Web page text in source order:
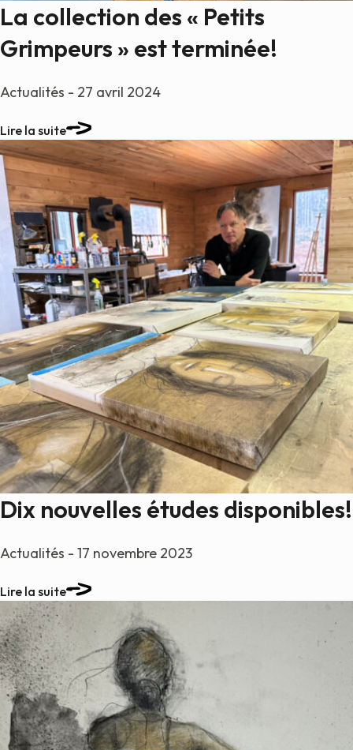
La collection des « Petits
Grimpeurs » est terminée!
Actualités - 27 avril 2024
Lire la suite
Dix nouvelles études disponibles!
Actualités - 17 novembre 2023
Lire la suite